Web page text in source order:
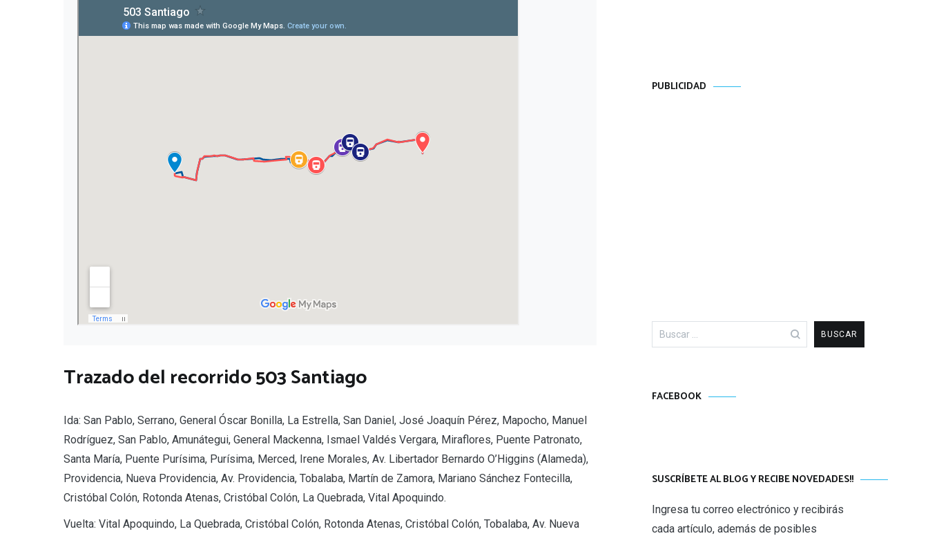
Trazado del recorrido 503 Santiago
Ida: San Pablo, Serrano, General Óscar Bonilla, La Estrella, San Daniel, José Joaquín Pérez, Mapocho, Manuel
Rodríguez, San Pablo, Amunátegui, General Mackenna, Ismael Valdés Vergara, Miraflores, Puente Patronato,
Santa María, Puente Purísima, Purísima, Merced, Irene Morales, Av. Libertador Bernardo O’Higgins (Alameda),
Providencia, Nueva Providencia, Av. Providencia, Tobalaba, Martín de Zamora, Mariano Sánchez Fontecilla,
Cristóbal Colón, Rotonda Atenas, Cristóbal Colón, La Quebrada, Vital Apoquindo.
Vuelta: Vital Apoquindo, La Quebrada, Cristóbal Colón, Rotonda Atenas, Cristóbal Colón, Tobalaba, Av. Nueva
PUBLICIDAD
Buscar:
FACEBOOK
SUSCRÍBETE AL BLOG Y RECIBE NOVEDADES!!
Ingresa tu correo electrónico y recibirás
cada artículo, además de posibles